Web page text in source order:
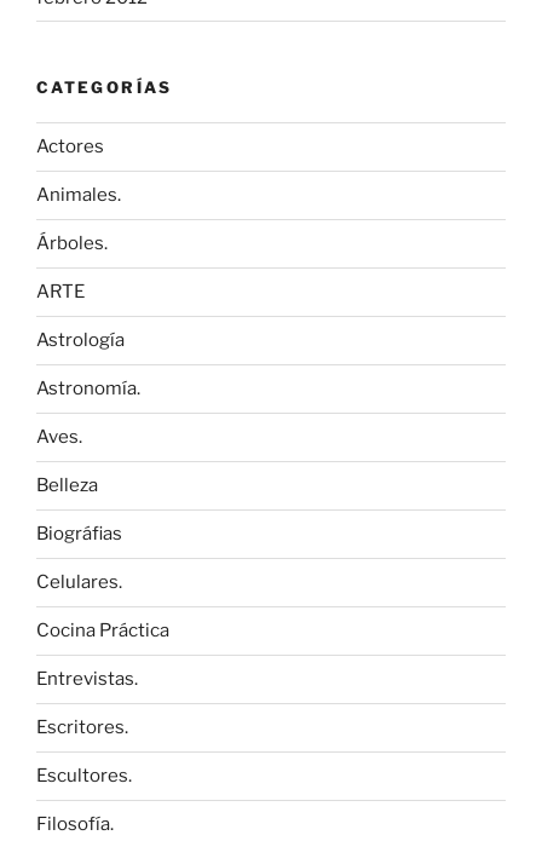
CATEGORÍAS
Actores
Animales.
Árboles.
ARTE
Astrología
Astronomía.
Aves.
Belleza
Biográfias
Celulares.
Cocina Práctica
Entrevistas.
Escritores.
Escultores.
Filosofía.